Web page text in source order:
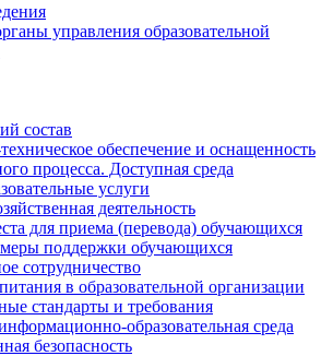
управления образовательной
состав
обеспечение и оснащенность
процесса. Доступная среда
услуги
деятельность
для приема (перевода) обучающихся
поддержки обучающихся
сотрудничество
в образовательной организации
стандарты и требования
образовательная среда
безопасность